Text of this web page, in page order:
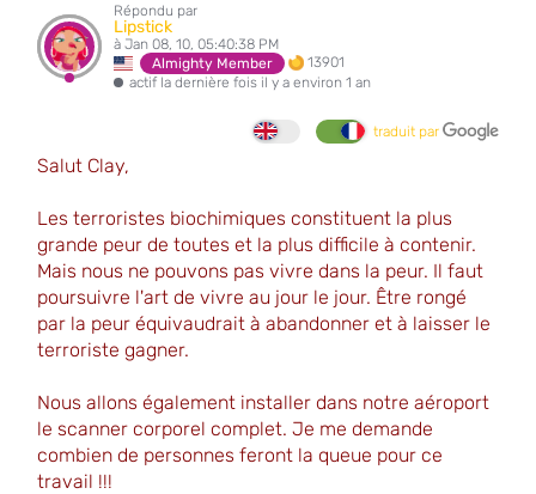
Répondu par
Lipstick
à Jan 08, 10, 05:40:38 PM
Almighty Member
13901
actif la dernière fois il y a environ 1 an
traduit par
Salut Clay,
Les terroristes biochimiques constituent la plus
grande peur de toutes et la plus difficile à contenir.
Mais nous ne pouvons pas vivre dans la peur. Il faut
poursuivre l'art de vivre au jour le jour. Être rongé
par la peur équivaudrait à abandonner et à laisser le
terroriste gagner.
Nous allons également installer dans notre aéroport
le scanner corporel complet. Je me demande
combien de personnes feront la queue pour ce
travail !!!